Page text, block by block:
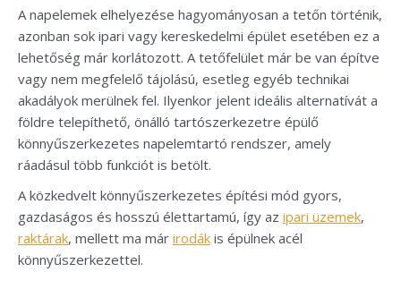
A napelemek elhelyezése hagyományosan a tetőn történik,
azonban sok ipari vagy kereskedelmi épület esetében ez a
lehetőség már korlátozott. A tetőfelület már be van építve
vagy nem megfelelő tájolású, esetleg egyéb technikai
akadályok merülnek fel. Ilyenkor jelent ideális alternatívát a
földre telepíthető, önálló tartószerkezetre épülő
könnyűszerkezetes napelemtartó rendszer, amely
ráadásul több funkciót is betölt.
A közkedvelt könnyűszerkezetes építési mód gyors,
gazdaságos és hosszú élettartamú, így az ipari üzemek,
raktárak, mellett ma már irodák is épülnek acél
könnyűszerkezettel.